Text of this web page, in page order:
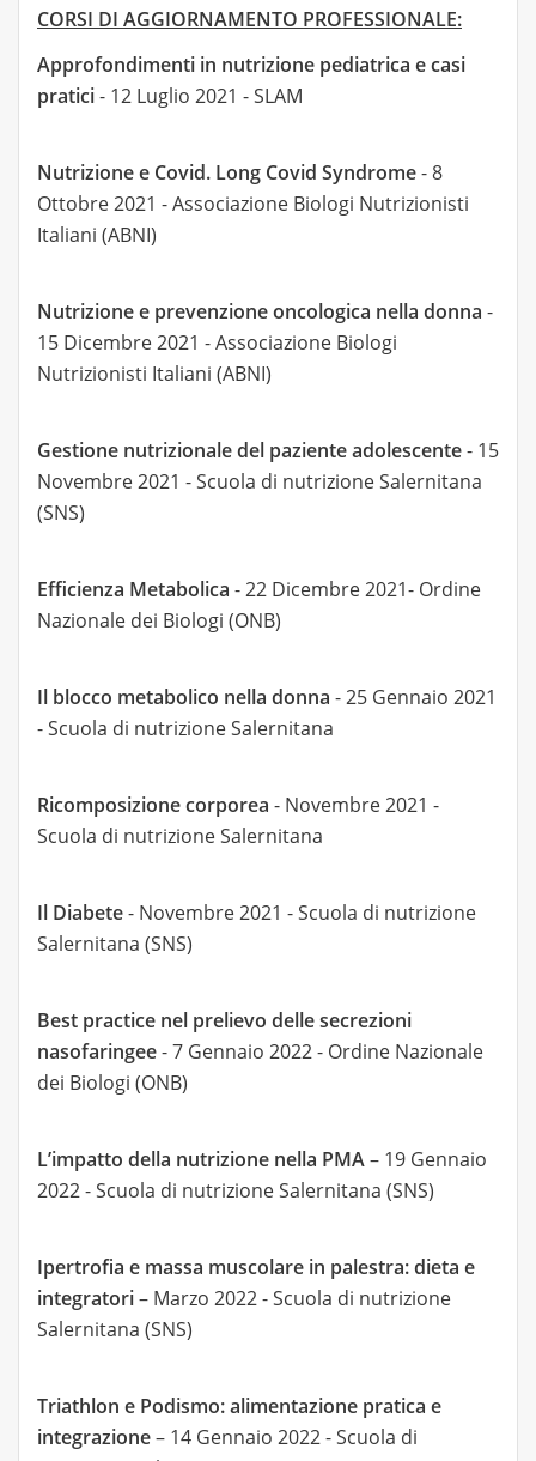
CORSI DI AGGIORNAMENTO PROFESSIONALE:
Approfondimenti in nutrizione pediatrica e casi
pratici- 12 Luglio 2021 - SLAM
Nutrizione e Covid. Long Covid Syndrome- 8
Ottobre 2021 - Associazione Biologi Nutrizionisti
Italiani (ABNI)
Nutrizione e prevenzione oncologica nella donna -
15 Dicembre 2021 - Associazione Biologi
Nutrizionisti Italiani (ABNI)
Gestione nutrizionale del paziente adolescente- 15
Novembre 2021 - Scuola di nutrizione Salernitana
(SNS)
Efficienza Metabolica - 22 Dicembre 2021- Ordine
Nazionale dei Biologi (ONB)
Il blocco metabolico nella donna - 25 Gennaio 2021
- Scuola di nutrizione Salernitana
Ricomposizione corporea - Novembre 2021 -
Scuola di nutrizione Salernitana
Il Diabete- Novembre 2021 - Scuola di nutrizione
Salernitana (SNS)
Best practice nel prelievo delle secrezioni
nasofaringee- 7 Gennaio 2022 - Ordine Nazionale
dei Biologi (ONB)
L’impatto della nutrizione nella PMA– 19 Gennaio
2022 - Scuola di nutrizione Salernitana (SNS)
Ipertrofia e massa muscolare in palestra: dieta e
integratori– Marzo 2022 - Scuola di nutrizione
Salernitana (SNS)
Triathlon e Podismo: alimentazione pratica e
integrazione– 14 Gennaio 2022 - Scuola di